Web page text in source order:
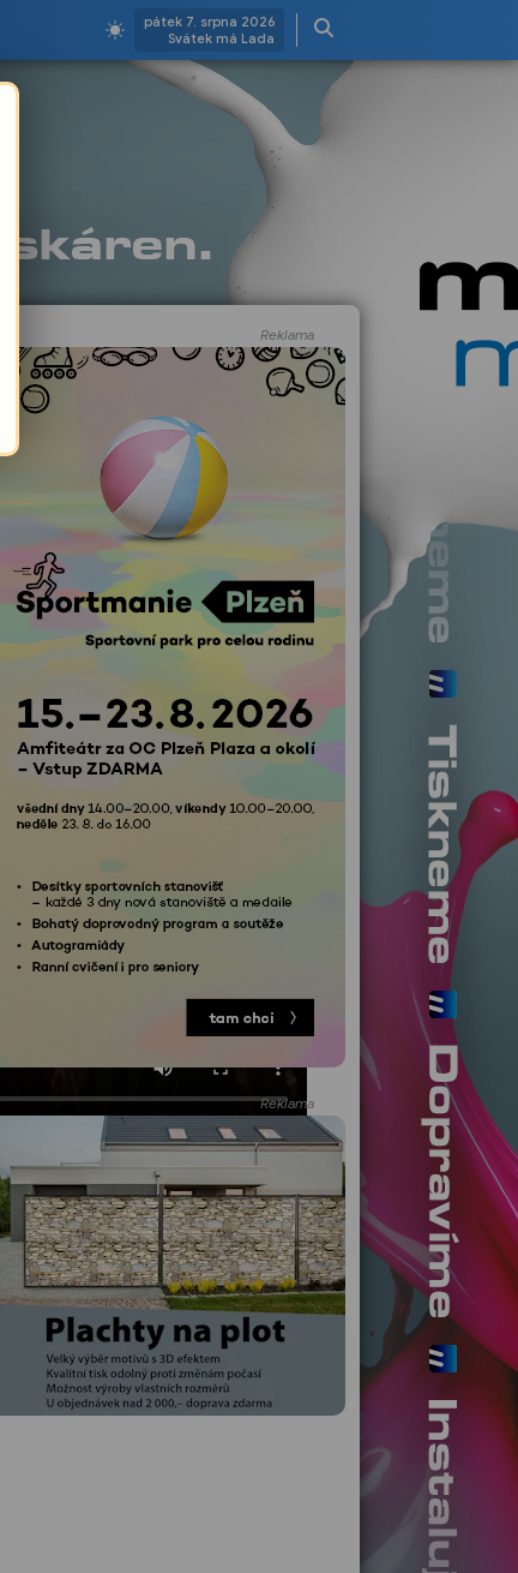
pátek 7. srpna 2026
Svátek má Lada
Reklama
Reklama